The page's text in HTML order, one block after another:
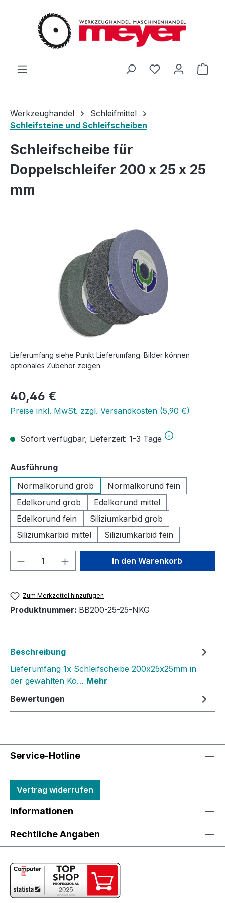
Zum Hauptinhalt springen
Du hast 0
Werkzeughandel
Schleifmittel
Schleifsteine und Schleifscheiben
Schleifscheibe für
Doppelschleifer 200 x 25 x 25
mm
Lieferumfang siehe Punkt Lieferumfang. Bilder können
optionales Zubehör zeigen.
Regulärer Preis:
40,46 €
Preise inkl. MwSt. zzgl. Versandkosten (5,90 €)
Sofort verfügbar, Lieferzeit: 1-3 Tage
Ausführungauswählen
Normalkorund grob
Normalkorund fein
Edelkorund grob
Edelkorund mittel
Edelkorund fein
Siliziumkarbid grob
Siliziumkarbid mittel
Siliziumkarbid fein
Produkt Anzahl: Gib denIn den Warenkorb
Zum Merkzettel hinzufügen
Produktnummer: BB200-25-25-NKG
Beschreibung
Lieferumfang 1x Schleifscheibe 200x25x25mm in
der gewählten Kö… Mehr
Bewertungen
Service-Hotline
Vertrag widerrufen
Informationen
Rechtliche Angaben